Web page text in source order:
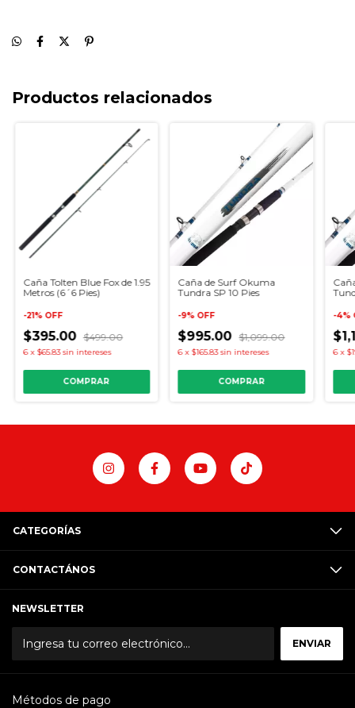
Productos relacionados
Caña Tolten Blue Fox de 1.95
Metros (6´6 Pies)
-21% OFF
$395.00 $499.00
6 x $65.83 sin intereses
COMPRAR
Caña de Surf Okuma
Tundra SP 10 Pies
-9% OFF
$995.00 $1,099.00
6 x $165.83 sin intereses
-4%
6 x
CATEGORÍAS
CONTACTÁNOS
NEWSLETTER
Métodos de pago